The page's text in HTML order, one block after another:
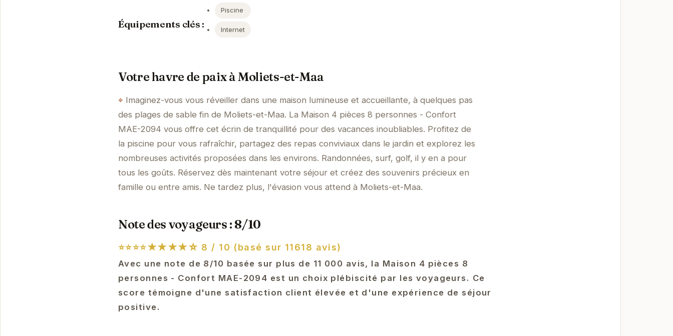
Équipements clés :
Piscine
Internet
Votre havre de paix à Moliets-et-Maa
Imaginez-vous vous réveiller dans une maison lumineuse et accueillante, à quelques pas
des plages de sable fin de Moliets-et-Maa. La Maison 4 pièces 8 personnes - Confort
MAE-2094 vous offre cet écrin de tranquillité pour des vacances inoubliables. Profitez de
la piscine pour vous rafraîchir, partagez des repas conviviaux dans le jardin et explorez les
nombreuses activités proposées dans les environs. Randonnées, surf, golf, il y en a pour
tous les goûts. Réservez dès maintenant votre séjour et créez des souvenirs précieux en
famille ou entre amis. Ne tardez plus, l'évasion vous attend à Moliets-et-Maa.
Note des voyageurs : 8/10
⭐⭐⭐⭐★★★★☆ 8 / 10 (basé sur 11618 avis)
Avec une note de 8/10 basée sur plus de 11 000 avis, la Maison 4 pièces 8
personnes - Confort MAE-2094 est un choix plébiscité par les voyageurs. Ce
score témoigne d'une satisfaction client élevée et d'une expérience de séjour
positive.